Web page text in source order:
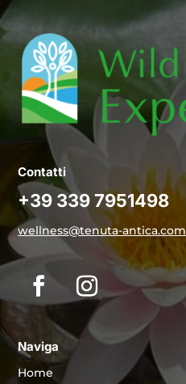
Contatti
+39 339 7951498
wellness@tenuta-antica.com
Naviga
Home